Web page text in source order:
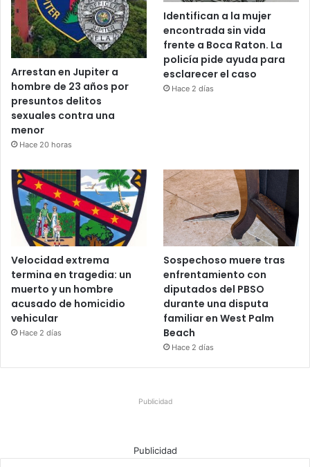
Arrestan en Jupiter a
hombre de 23 años por
presuntos delitos
sexuales contra una
menor
Hace 20 horas
Identifican a la mujer
encontrada sin vida
frente a Boca Raton. La
policía pide ayuda para
esclarecer el caso
Hace 2 días
Velocidad extrema
termina en tragedia: un
muerto y un hombre
acusado de homicidio
vehicular
Hace 2 días
Sospechoso muere tras
enfrentamiento con
diputados del PBSO
durante una disputa
familiar en West Palm
Beach
Hace 2 días
Publicidad
Publicidad